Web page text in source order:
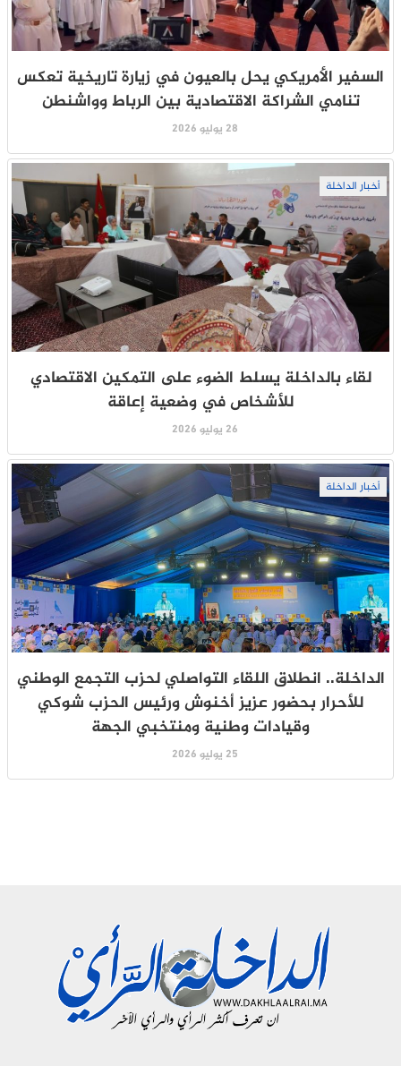
السفير الأمريكي يحل بالعيون في زيارة تاريخية تعكس
تنامي الشراكة الاقتصادية بين الرباط وواشنطن
28 يوليو 2026
أخبار الداخلة
لقاء بالداخلة يسلط الضوء على التمكين الاقتصادي
للأشخاص في وضعية إعاقة
26 يوليو 2026
أخبار الداخلة
الداخلة.. انطلاق اللقاء التواصلي لحزب التجمع الوطني
للأحرار بحضور عزيز أخنوش ورئيس الحزب شوكي
وقيادات وطنية ومنتخبي الجهة
25 يوليو 2026